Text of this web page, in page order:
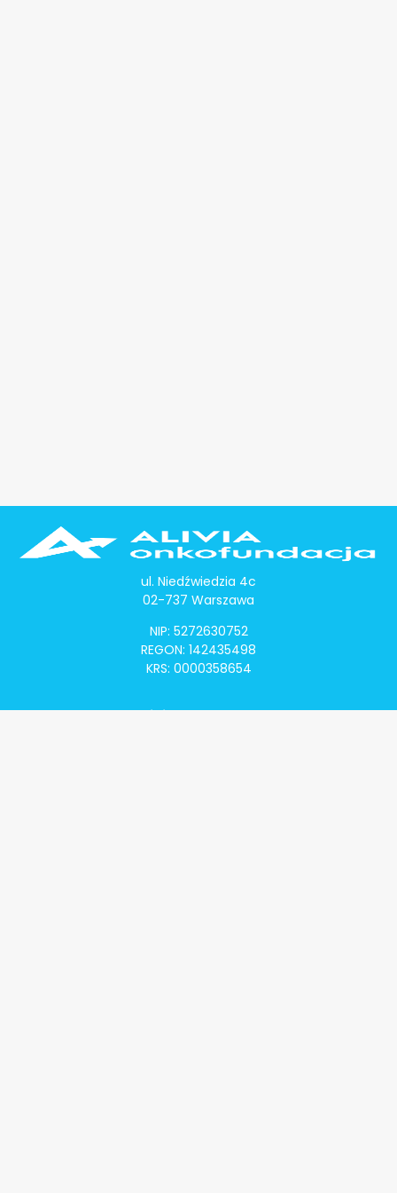
ul. Niedźwiedzia 4c
02-737 Warszawa
NIP: 5272630752
REGON: 142435498
KRS: 0000358654
Alivia Onkomapa